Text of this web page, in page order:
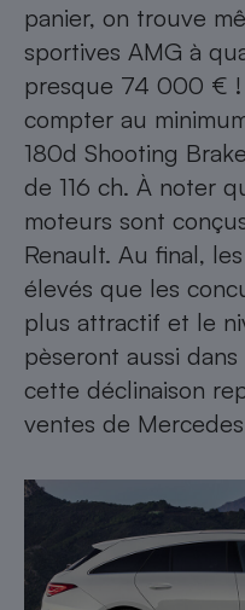
panier, on trouve
sportives AMG à
presque 74 000 € !
compter au
180d Shooting
de 116 ch. À noter
moteurs sont
Renault. Au final,
élevés que les
plus attractif et le
pèseront aussi dans
cette déclinaison
ventes de